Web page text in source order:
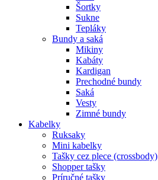
Šortky
Sukne
Tepláky
Bundy a saká
Mikiny
Kabáty
Kardigan
Prechodné bundy
Saká
Vesty
Zimné bundy
Kabelky
Ruksaky
Mini kabelky
Tašky cez plece (crossbody)
Shopper tašky
Príručné tašky